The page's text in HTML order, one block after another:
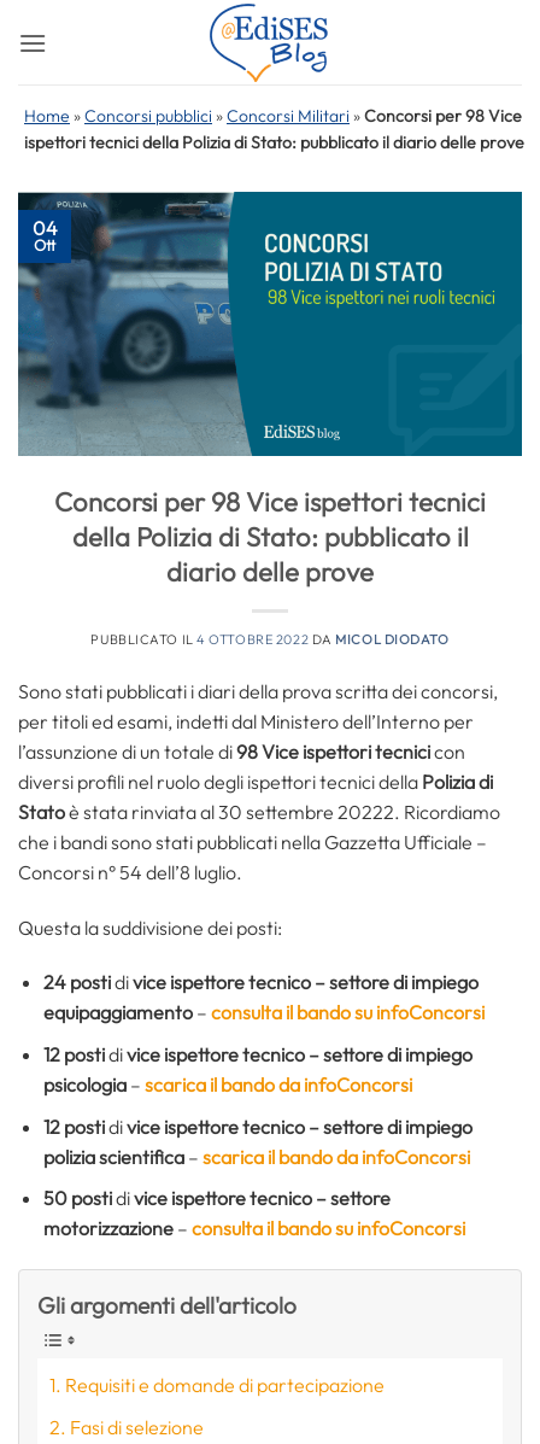
Home »Concorsi pubblici »Concorsi Militari »Concorsi per 98 Vice
ispettori tecnici della Polizia di Stato: pubblicato il diario delle prove
04
Ott
Concorsi per 98 Vice ispettori tecnici
della Polizia di Stato: pubblicato il
diario delle prove
PUBBLICATO IL4 OTTOBRE 2022 DA MICOL DIODATO
Sono stati pubblicati i diari della prova scritta dei concorsi,
per titoli ed esami, indetti dal Ministero dell’Interno per
l’assunzione di un totale di98 Vice ispettori tecnicicon
diversi profili nel ruolo degli ispettori tecnici della Polizia di
Statoè stata rinviata al 30 settembre 20222. Ricordiamo
che i bandi sono stati pubblicati nella Gazzetta Ufficiale –
Concorsi n° 54 dell’8 luglio.
Questa la suddivisione dei posti:
24 postidivice ispettore tecnico – settore di impiego
equipaggiamento– consulta il bando su infoConcorsi
12 postidivice ispettore tecnico – settore di impiego
psicologia– scarica il bando da infoConcorsi
12 postidivice ispettore tecnico – settore di impiego
polizia scientifica– scarica il bando da infoConcorsi
50 postidivice ispettore tecnico – settore
motorizzazione– consulta il bando su infoConcorsi
Gli argomenti dell'articolo
Requisiti e domande di partecipazione
Fasi di selezione